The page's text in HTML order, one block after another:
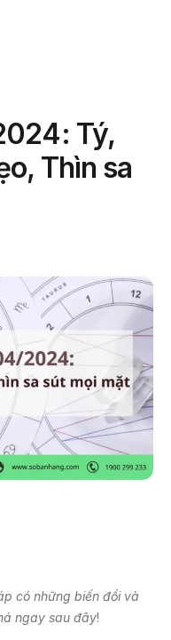
Tý,
Thìn sa
có những biến đổi và
ngay sau đây!